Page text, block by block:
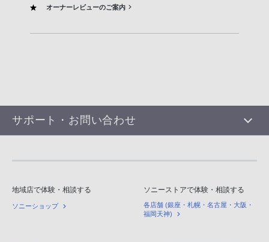
オーナーレビューのご案内
サポート・お問い合わせ
地域店で体験・相談する
ソニーショップ
ソニーストアで体験・相談する
各店舗 (銀座・札幌・名古屋・大阪・
福岡天神)